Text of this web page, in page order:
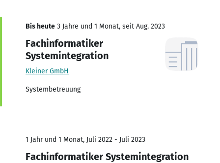
Bis heute 3 Jahre und 1 Monat, seit Aug. 2023
Fachinformatiker
Systemintegration
Kleiner GmbH
Systembetreuung
1 Jahr und 1 Monat, Juli 2022 - Juli 2023
Fachinformatiker Systemintegration